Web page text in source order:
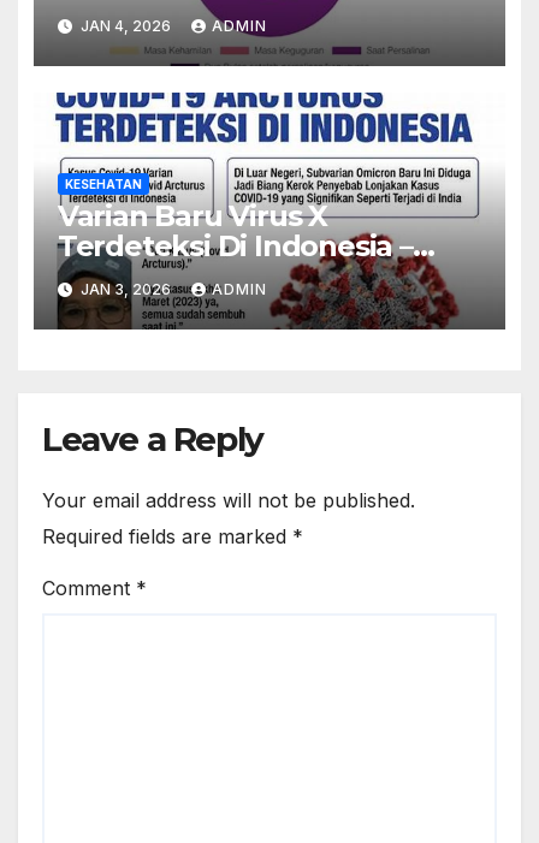
Program Nasional Dinilai
Sukses
JAN 4, 2026 ADMIN
KESEHATAN
Varian Baru Virus X
Terdeteksi Di Indonesia –
Kemenkes Imbau Warga
Waspada
JAN 3, 2026 ADMIN
Leave a Reply
Your email address will not be published.
Required fields are marked *
Comment *